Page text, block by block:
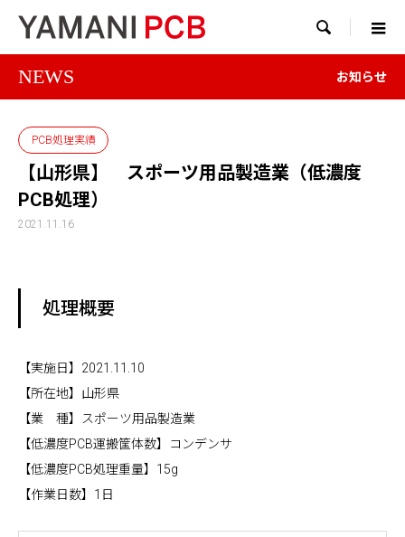

NEWS お知らせ
PCB処理実績
【山形県】 スポーツ用品製造業（低濃度
PCB処理）
2021.11.16
処理概要
【実施日】2021.11.10
【所在地】山形県
【業 種】スポーツ用品製造業
【低濃度PCB運搬筐体数】コンデンサ
【低濃度PCB処理重量】15g
【作業日数】1日